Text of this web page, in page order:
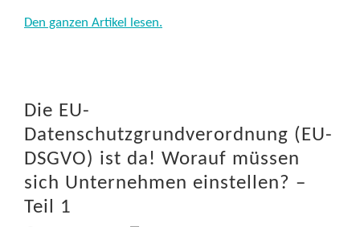
Den ganzen Artikel lesen.
Die EU-
Datenschutzgrundverordnung (EU-
DSGVO) ist da! Worauf müssen
sich Unternehmen einstellen? –
Teil 1